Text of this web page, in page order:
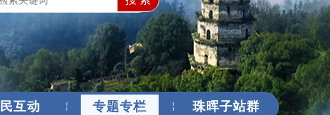
互动 专题专栏 珠晖子站群